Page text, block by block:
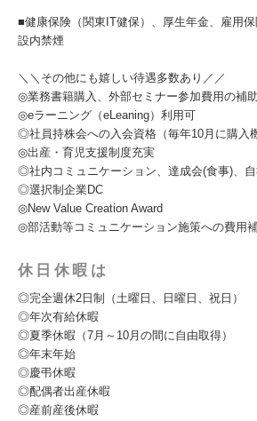
■健康保険（関東IT健保）、厚生年金、雇用
設内禁煙
＼＼その他にも嬉しい待遇多数あり／／
◎業務書籍購入、外部セミナー参加費用の補助
◎eラーニング（eLeaning）利用可
◎社員持株会への入会資格（毎年10月に購入
◎出産・育児支援制度充実
◎社内コミュニケーション、達成会(食事)、
◎選択制企業DC
◎New Value Creation Award
◎部活動等コミュニケーション施策への費用
休日休暇は
◎完全週休2日制（土曜日、日曜日、祝日）
◎年次有給休暇
◎夏季休暇（7月～10月の間に自由取得）
◎年末年始
◎慶弔休暇
◎配偶者出産休暇
◎産前産後休暇